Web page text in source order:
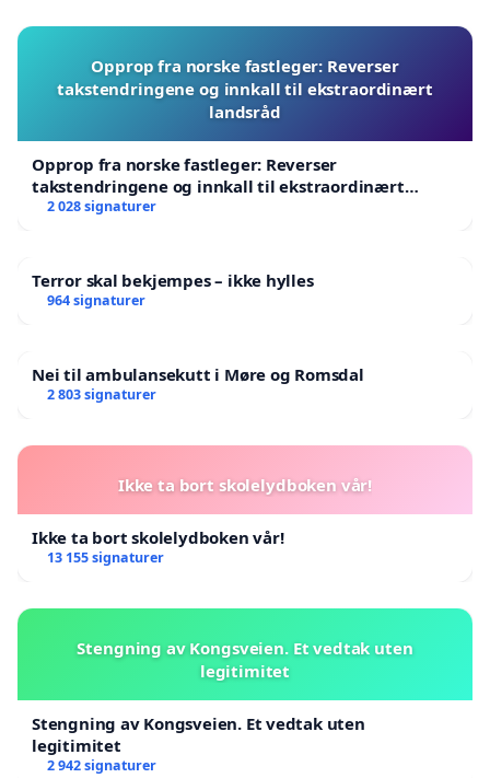
Opprop fra norske fastleger: Reverser
takstendringene og innkall til ekstraordinært
landsråd
Opprop fra norske fastleger: Reverser
takstendringene og innkall til ekstraordinært
landsråd
2 028 signaturer
Terror skal bekjempes – ikke hylles
964 signaturer
Nei til ambulansekutt i Møre og Romsdal
2 803 signaturer
Ikke ta bort skolelydboken vår!
Ikke ta bort skolelydboken vår!
13 155 signaturer
Stengning av Kongsveien. Et vedtak uten
legitimitet
Stengning av Kongsveien. Et vedtak uten
legitimitet
2 942 signaturer